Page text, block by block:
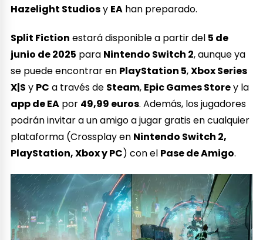
Hazelight Studiosy EA han preparado.
Split Fiction estará disponible a partir del 5 de
junio de 2025 para Nintendo Switch 2, aunque ya
se puede encontrar en PlayStation 5,Xbox Series
X|S y PC a través de Steam, Epic Games Storey la
app de EA por 49,99 euros. Además, los jugadores
podrán invitar a un amigo a jugar gratis en cualquier
plataforma (Crossplay en Nintendo Switch 2,
PlayStation, Xbox y PC) con el Pase de Amigo.